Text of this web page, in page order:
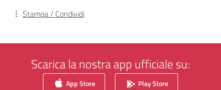
Stampa / Condividi
Scarica la nostra app ufficiale su:
App Store Play Store